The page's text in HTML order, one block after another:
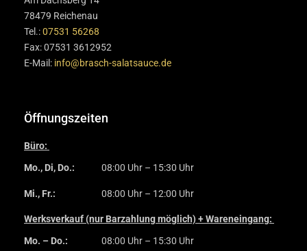
78479 Reichenau
Tel.:07531 56268
Fax: 07531 3612952
E-Mail: info@brasch-salatsauce.de
Öffnungszeiten
Büro:
Mo., Di, Do.: 08:00 Uhr – 15:30 Uhr
Mi., Fr.: 08:00 Uhr – 12:00 Uhr
Werksverkauf (nur Barzahlung möglich) + Wareneingang:
Mo. – Do.: 08:00 Uhr – 15:30 Uhr